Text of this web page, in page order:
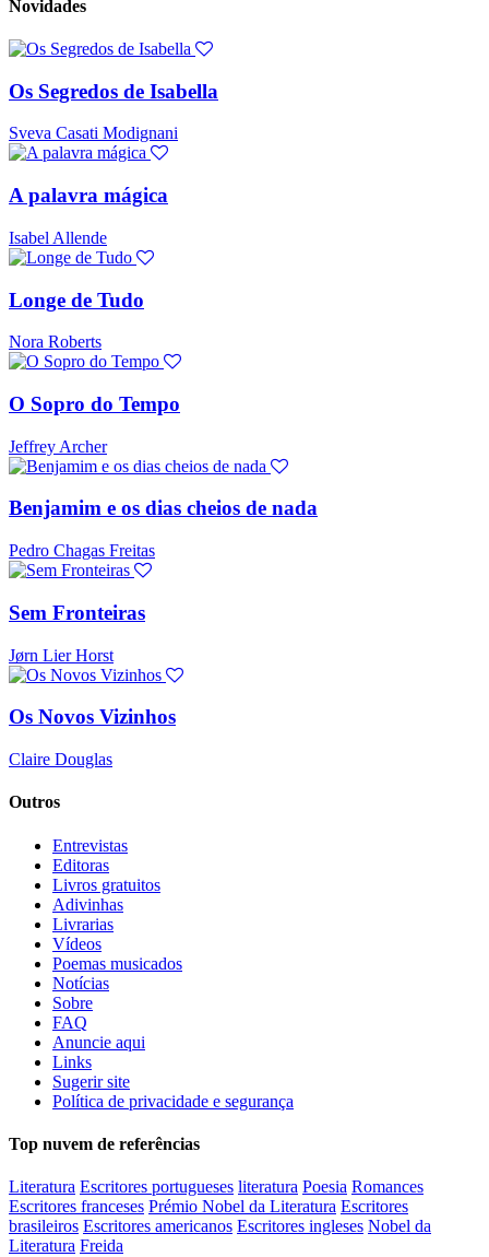
Novidades
Os Segredos de Isabella
Sveva Casati Modignani
A palavra mágica
Isabel Allende
Longe de Tudo
Nora Roberts
O Sopro do Tempo
Jeffrey Archer
Benjamim e os dias cheios de nada
Pedro Chagas Freitas
Sem Fronteiras
Jørn Lier Horst
Os Novos Vizinhos
Claire Douglas
Outros
Entrevistas
Editoras
Livros gratuitos
Adivinhas
Livrarias
Vídeos
Poemas musicados
Notícias
Sobre
FAQ
Anuncie aqui
Links
Sugerir site
Política de privacidade e segurança
Top nuvem de referências
Literatura Escritores portugueses literatura Poesia Romances
Escritores franceses Prémio Nobel da Literatura Escritores
brasileiros Escritores americanos Escritores ingleses Nobel da
Literatura Freida